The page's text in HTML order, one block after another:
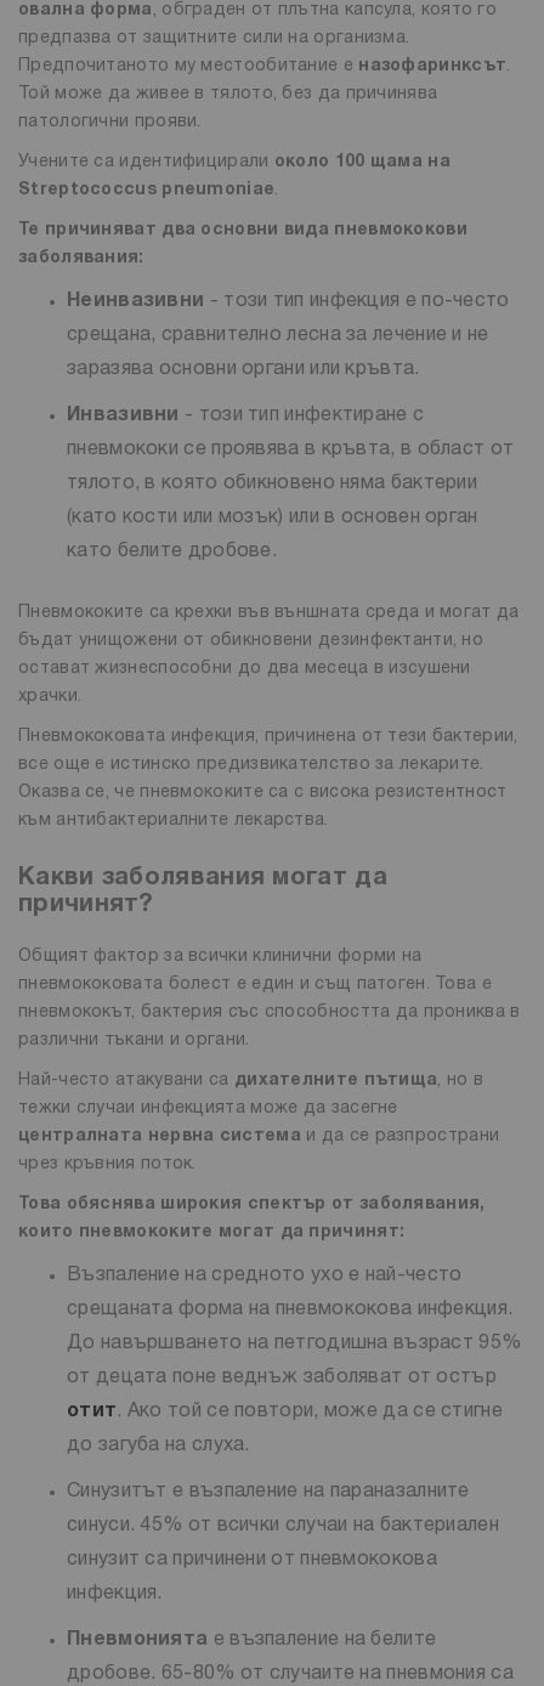
овална форма , обграден от плътна капсула, която го
предпазва от защитните сили на организма.
Предпочитаното му местообитание е назофаринксът.
Той може да живее в тялото, без да причинява
патологични прояви.
Учените са идентифицирали около 100 щама на
Streptococcus pneumoniae.
Те причиняват два основни вида пневмококови
заболявания:
Неинвазивни - този тип инфекция е по-често
срещана, сравнително лесна за лечение и не
заразява основни органи или кръвта.
Инвазивни - този тип инфектиране с
пневмококи се проявява в кръвта, в област от
тялото, в която обикновено няма бактерии
(като кости или мозък) или в основен орган
като белите дробове.
Пневмококите са крехки във външната среда и могат да
бъдат унищожени от обикновени дезинфектанти, но
остават жизнеспособни до два месеца в изсушени
храчки.
Пневмококовата инфекция, причинена от тези бактерии,
все още е истинско предизвикателство за лекарите.
Оказва се, че пневмококите са с висока резистентност
към антибактериалните лекарства.
Какви заболявания могат да
причинят?
Общият фактор за всички клинични форми на
пневмококовата болест е един и същ патоген. Това е
пневмококът, бактерия със способността да прониква в
различни тъкани и органи.
Най-често атакувани са дихателните пътища, но в
тежки случаи инфекцията може да засегне
централната нервна система и да се разпространи
чрез кръвния поток.
Това обяснява широкия спектър от заболявания,
които пневмококите могат да причинят:
Възпаление на средното ухо е най-често
срещаната форма на пневмококова инфекция.
До навършването на петгодишна възраст 95%
от децата поне веднъж заболяват от остър
отит . Ако той се повтори, може да се стигне
до загуба на слуха.
Синузитът е възпаление на параназалните
синуси. 45% от всички случаи на бактериален
синузит са причинени от пневмококова
инфекция.
Пневмонията е възпаление на белите
дробове. 65-80% от случаите на пневмония са